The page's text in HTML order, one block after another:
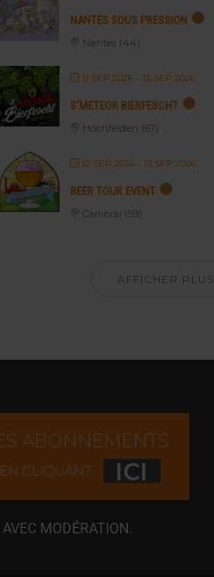
NANTES SOUS PRESSION
Nantes (44)
11 SEP 2026 - 12 SEP 2026
S’METEOR BIERFESCHT
Hochfelden (67)
12 SEP 2026 - 13 SEP 2026
BEER TOUR EVENT
Cambrai (59)
AFFICHER PLUS
MODÉRATION.